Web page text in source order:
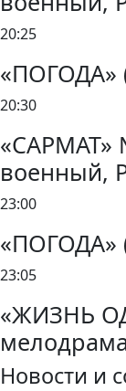
20:25
«ПОГОДА»
20:30
«САРМАТ»
военный,
23:00
«ПОГОДА»
23:05
«ЖИЗНЬ
Новости и